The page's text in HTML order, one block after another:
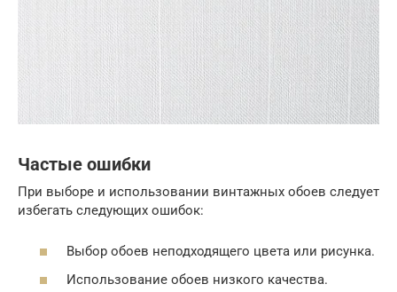
Частые ошибки
При выборе и использовании винтажных обоев следует
избегать следующих ошибок:
Выбор обоев неподходящего цвета или рисунка.
Использование обоев низкого качества.